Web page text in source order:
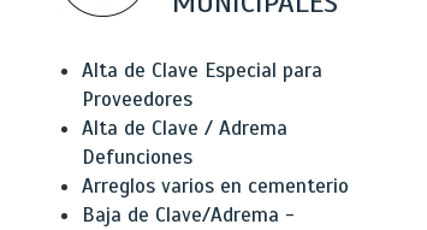
Alta de Clave Especial para
Proveedores
Alta de Clave / Adrema
Defunciones
Arreglos varios en cementerio
Baja de Clave/Adrema -